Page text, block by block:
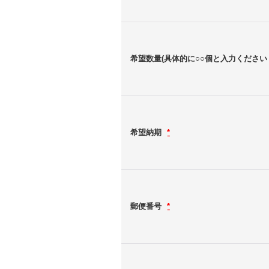
希望数量(具体的に○○個と入力ください
希望納期 *
郵便番号 *